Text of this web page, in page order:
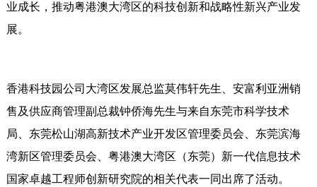
业成长，推动粤港澳大湾区的科技创新和战略性新兴产业发
展。
香港科技园公司大湾区发展总监莫伟轩先生、安富利亚洲销
售及供应商管理副总裁钟侨海先生与来自东莞市科学技术
局、东莞松山湖高新技术产业开发区管理委员会、东莞滨海
湾新区管理委员会、粤港澳大湾区（东莞）新一代信息技术
国家卓越工程师创新研究院的相关代表一同出席了活动。